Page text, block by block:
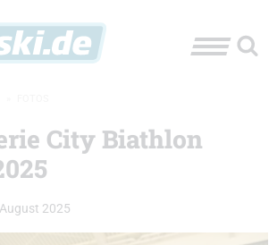
City Biathlon
2025